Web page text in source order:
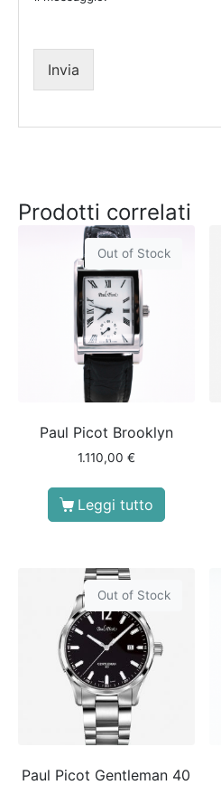
+
Invia
Prodotti correlati
Out of Stock
Paul Picot Brooklyn
1.110,00 €
Leggi tutto
Out of Stock
Paul Picot Gentleman 40